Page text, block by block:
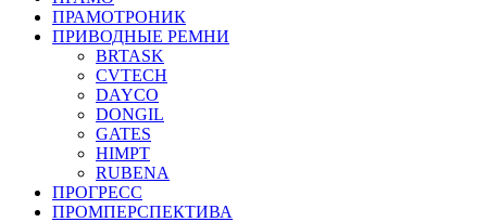
ПРАМОТРОНИК
ПРИВОДНЫЕ РЕМНИ
BRTASK
CVTECH
DAYCO
DONGIL
GATES
HIMPT
RUBENA
ПРОГРЕСС
ПРОМПЕРСПЕКТИВА